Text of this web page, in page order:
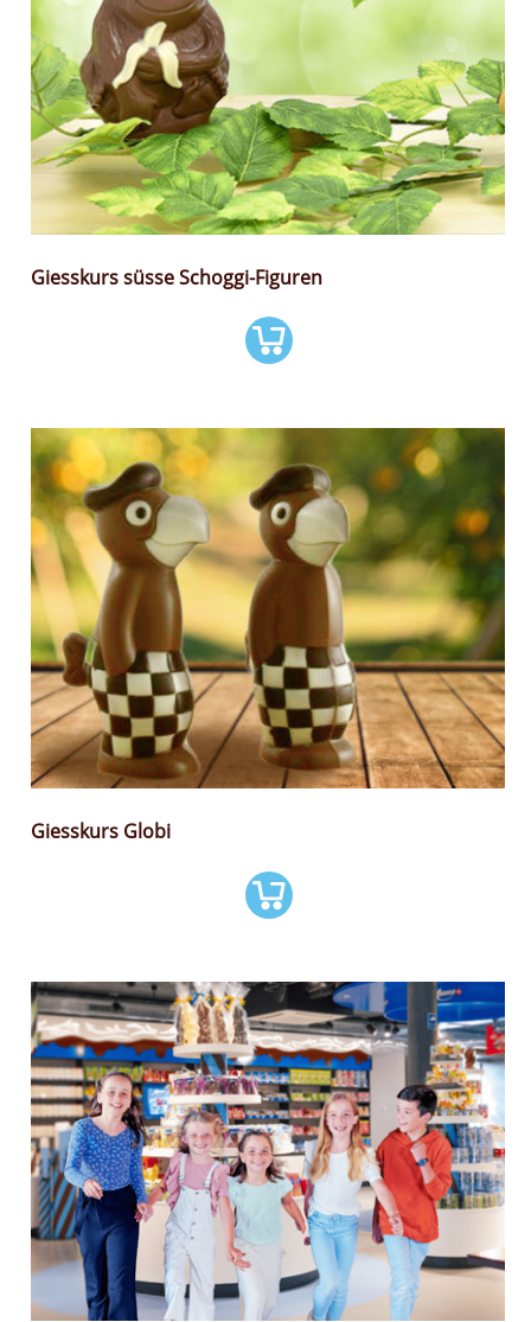
Giesskurs süsse Schoggi-Figuren
Giesskurs Globi